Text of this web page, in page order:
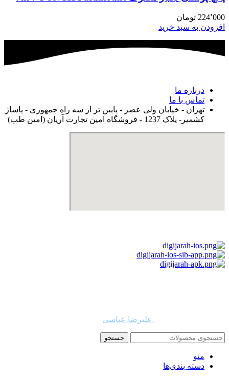
224٬000 تومان
افزودن به سبد خرید
درباره ما
تماس با ما
تهران - خیابان ولی عصر - پایین تر از سه راه جمهوری - پاساژ
کشمیر- پلاک 1237 - فروشگاه امین تجارت آریان (امین طب)
علیرضا عباسی
جستجو
منو
دسته بندی‌ها